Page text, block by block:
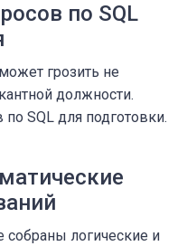
по SQL
грозить не
должности.
SQL для подготовки.
собраны логические и